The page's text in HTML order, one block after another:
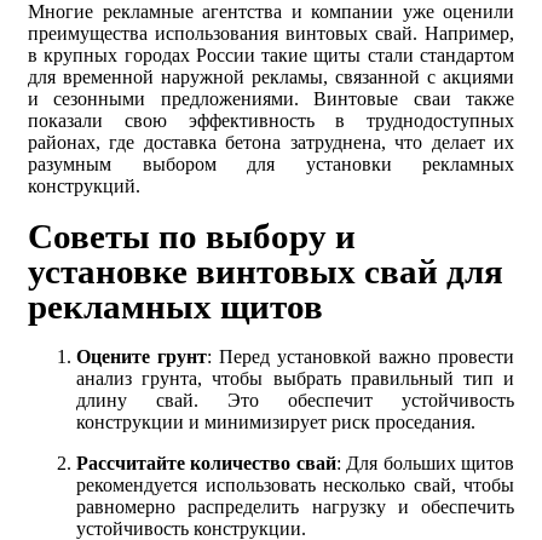
Многие рекламные агентства и компании уже оценили
преимущества использования винтовых свай. Например,
в крупных городах России такие щиты стали стандартом
для временной наружной рекламы, связанной с акциями
и сезонными предложениями. Винтовые сваи также
показали свою эффективность в труднодоступных
районах, где доставка бетона затруднена, что делает их
разумным выбором для установки рекламных
конструкций.
Советы по выбору и
установке винтовых свай для
рекламных щитов
Оцените грунт: Перед установкой важно провести
анализ грунта, чтобы выбрать правильный тип и
длину свай. Это обеспечит устойчивость
конструкции и минимизирует риск проседания.
Рассчитайте количество свай: Для больших щитов
рекомендуется использовать несколько свай, чтобы
равномерно распределить нагрузку и обеспечить
устойчивость конструкции.